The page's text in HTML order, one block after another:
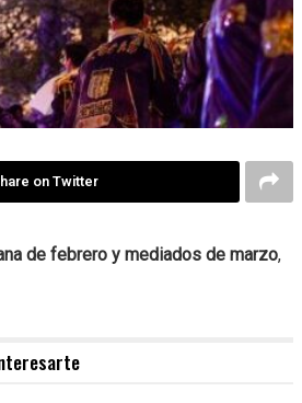
on Twitter
de febrero y mediados de marzo,